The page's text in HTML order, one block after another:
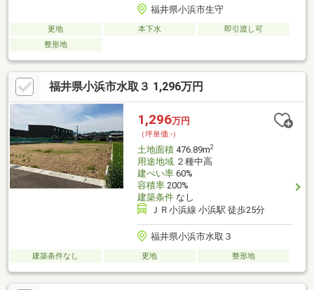
福井県小浜市生守
更地 本下水
即引渡し可
整形地
福井県小浜市水取３ 1,296万円
1,296万円
（坪単価:-）
土地面積476.89m2
用途地域２種中高
建ぺい率60%
容積率200%
建築条件なし
ＪＲ小浜線 小浜駅 徒歩25分
福井県小浜市水取３
建築条件なし 更地 整形地